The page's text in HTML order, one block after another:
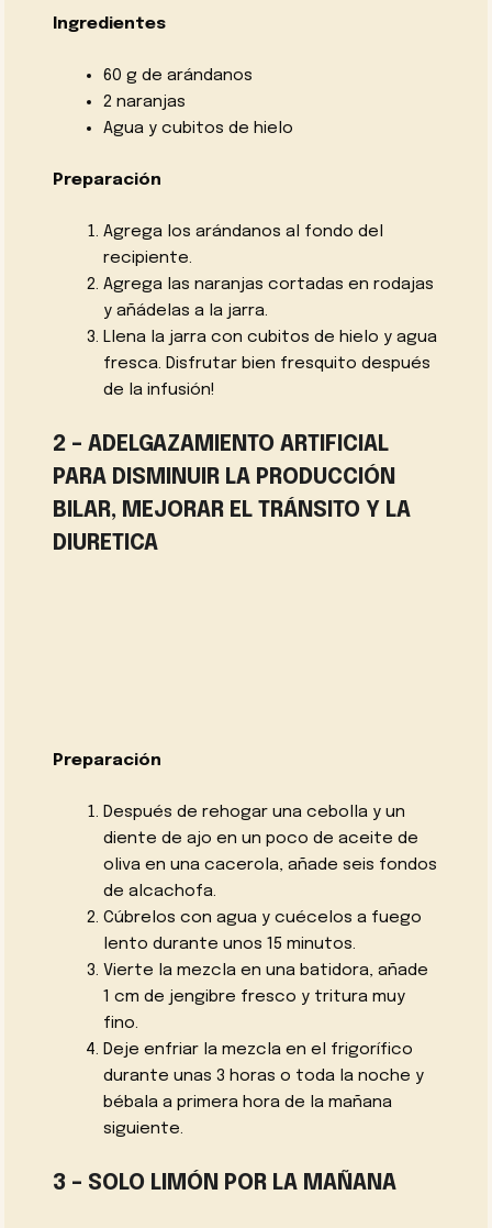
Ingredientes
60 g de arándanos
2 naranjas
Agua y cubitos de hielo
Preparación
Agrega los arándanos al fondo del
recipiente.
Agrega las naranjas cortadas en rodajas
y añádelas a la jarra.
Llena la jarra con cubitos de hielo y agua
fresca. Disfrutar bien fresquito después
de la infusión!
2 – ADELGAZAMIENTO ARTIFICIAL
PARA DISMINUIR LA PRODUCCIÓN
BILAR, MEJORAR EL TRÁNSITO Y LA
DIURETICA
Preparación
Después de rehogar una cebolla y un
diente de ajo en un poco de aceite de
oliva en una cacerola, añade seis fondos
de alcachofa.
Cúbrelos con agua y cuécelos a fuego
lento durante unos 15 minutos.
Vierte la mezcla en una batidora, añade
1 cm de jengibre fresco y tritura muy
fino.
Deje enfriar la mezcla en el frigorífico
durante unas 3 horas o toda la noche y
bébala a primera hora de la mañana
siguiente.
3 – SOLO LIMÓN POR LA MAÑANA